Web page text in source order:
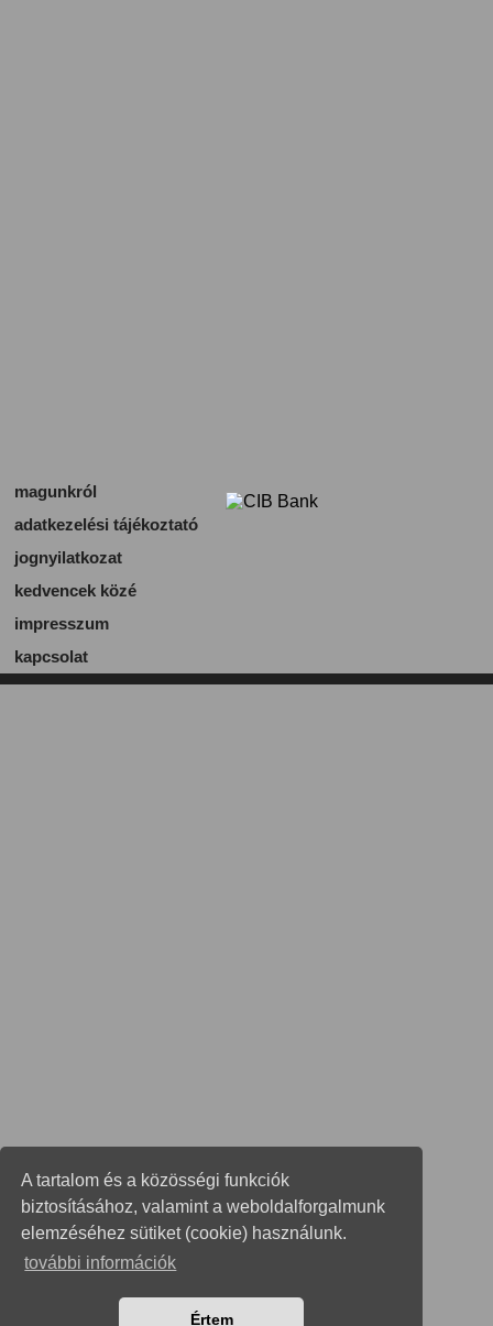
A tartalom és a közösségi funkciók
biztosításához, valamint a weboldalforgalmunk
elemzéséhez sütiket (cookie) használunk.
további információk
Értem
magunkról
adatkezelési tájékoztató
jognyilatkozat
kedvencek közé
impresszum
kapcsolat